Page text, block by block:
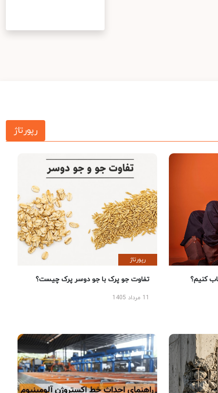
رپورتاژ
کنیم؟
رپورتاژ
تفاوت جو پرک با جو دوسر پرک چیست؟